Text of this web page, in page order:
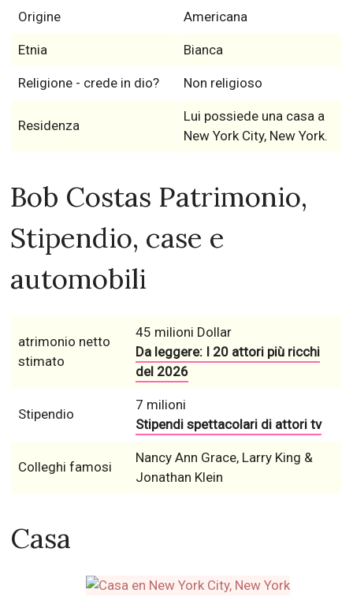
Origine Americana
Etnia Bianca
Religione - crede in dio? Non religioso
Residenza
Lui possiede una casa a
New York City, New York.
Bob Costas Patrimonio,
Stipendio, case e
automobili
atrimonio netto
stimato
45 milioni Dollar
Da leggere: I 20 attori più ricchi
del 2026
Stipendio
7 milioni
Stipendi spettacolari di attori tv
Colleghi famosi
Nancy Ann Grace, Larry King &
Jonathan Klein
Casa